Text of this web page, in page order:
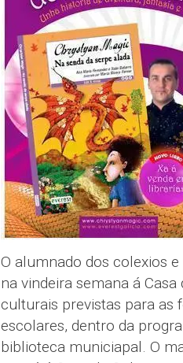
O alumnado dos colexios
na vindeira semana á
culturais previstas para as
escolares, dentro da
biblioteca municiapal. O